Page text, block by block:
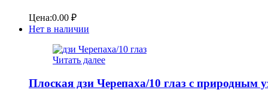
Цена:0.00 ₽
Нет в наличии
Читать далее
Плоская дзи Черепаха/10 глаз с природным